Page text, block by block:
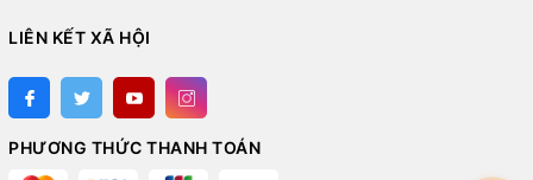
LIÊN KẾT XÃ HỘI
PHƯƠNG THỨC THANH TOÁN